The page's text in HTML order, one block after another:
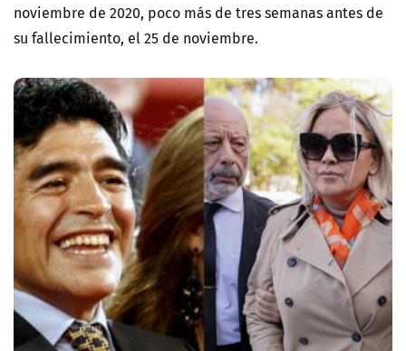
noviembre de 2020, poco más de tres semanas antes de
su fallecimiento, el 25 de noviembre.